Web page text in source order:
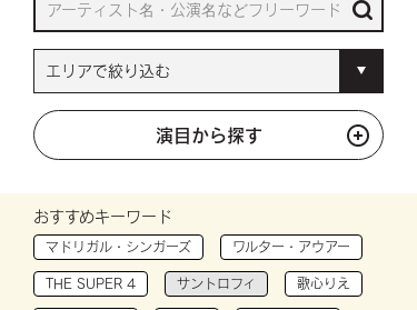
演目から探す
おすすめキーワード
マドリガル・シンガーズ ワルター・アウアー
THE SUPER 4 サントロフィ 歌心りえ